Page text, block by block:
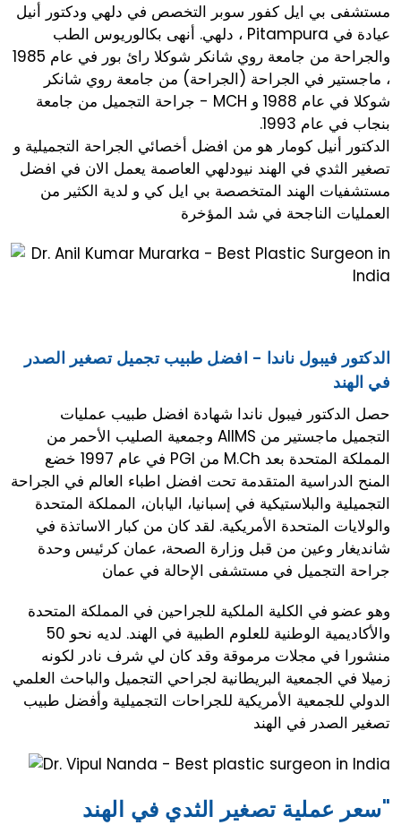
مستشفى بي ايل كفور سوبر التخصص في دلهي ودكتور أنيل
عيادة في Pitampura ، دلهي. أنهى بكالوريوس الطب
والجراحة من جامعة روي شانكر شوكلا رائ بور في عام 1985
، ماجستير في الجراحة (الجراحة) من جامعة روي شانكر
شوكلا في عام 1988 و MCH - جراحة التجميل من جامعة
بنجاب في عام 1993.
الدكتور أنيل كومار هو من افضل أخصائي الجراحة التجميلية و
تصغير الثدي في الهند نيودلهي العاصمة يعمل الان في افضل
مستشفيات الهند المتخصصة بي ايل كي و لدية الكثير من
العمليات الناجحة في شد المؤخرة
الدكتور فيبول ناندا - افضل طبيب تجميل تصغير الصدر
في الهند
حصل الدكتور فيبول ناندا شهادة افضل طبيب عمليات
التجميل ماجستير من AIIMS وجمعية الصليب الأحمر من
المملكة المتحدة بعد M.Ch من PGI في عام 1997 خضع
المنح الدراسية المتقدمة تحت افضل اطباء العالم في الجراحة
التجميلية والبلاستيكية في إسبانيا، اليابان، المملكة المتحدة
والولايات المتحدة الأمريكية. لقد كان من كبار الاساتذة في
شانديغار وعين من قبل وزارة الصحة، عمان كرئيس وحدة
جراحة التجميل في مستشفى الإحالة في عمان
وهو عضو في الكلية الملكية للجراحين في المملكة المتحدة
والأكاديمية الوطنية للعلوم الطبية في الهند. لديه نحو 50
منشورا في مجلات مرموقة وقد كان لي شرف نادر لكونه
زميلا في الجمعية البريطانية لجراحي التجميل والباحث العلمي
الدولي للجمعية الأمريكية للجراحات التجميلية وأفضل طبيب
تصغير الصدر في الهند
"سعر عملية تصغير الثدي في الهند